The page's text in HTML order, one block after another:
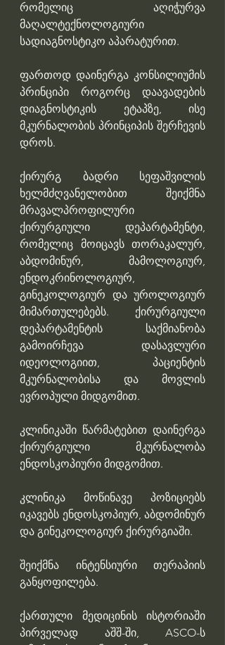
რომელიც აღიჭურვა
მაღალტექნოლოგიური
სადიაგნოსტიკო აპარატურით.
ფართოდ დაინერგა კონსილიუმის
პრინციპი როგორც დაავადების
დიაგნოსტიკის ეტაპზე, ისე
მკურნალობის პრინციპის შერჩევის
დროს.
ქირურგ ბადრი სეფაშვილის
ხელმძღვანელობით შეიქმნა
მრავალპროფილური
ქირურგიული დეპარტამენტი,
რომელიც მოიცავს თორაკალურ,
აბდომინურ, მამოლოგიურ,
ენდოკრინოლოგიურ,
გინეკოლოგიურ და უროლოგიურ
მიმართულებებს. ქირურგიული
დეპარტამენტის საქმიანობა
გამოირჩევა დასავლური
იდეოლოგიით, პაციენტის
მკურნალობისა და მოვლის
ევროპული მიდგომით.
კლინიკაში წარმატებით დაინერგა
ქირურგიული მკურნალობა
ენდოსკოპიური მიდგომით.
კლინიკა მოწინავე პოზიციებს
იკავებს ენდოსკოპიურ, აბდომინურ
და გინეკოლოგიურ ქირურგიაში.
შეიქმნა ინტენსიური თერაპიის
განყოფილება.
ქართული მედიცინის ისტორიაში
პირველად აშშ-ში, ASCO-ს